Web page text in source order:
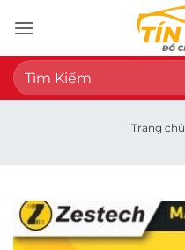
qua
nội
dung
Tìm
kiếm:
Trang chủ